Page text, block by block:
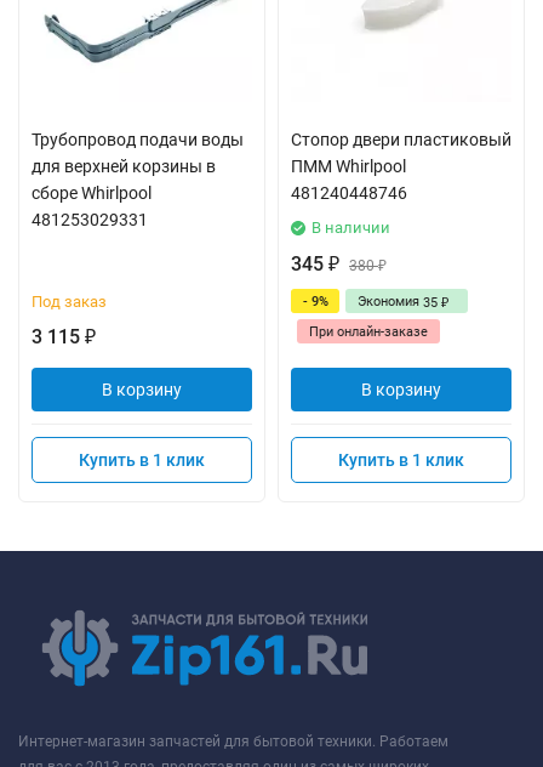
Трубопровод подачи воды
для верхней корзины в
сборе Whirlpool
481253029331
Под заказ
3 115 ₽
В корзину
Купить в 1 клик
Стопор двери пластиковый
ПММ Whirlpool
481240448746
В наличии
345 ₽ 380₽
- 9% Экономия 35 ₽
При онлайн-заказе
В корзину
Купить в 1 клик
Интернет-магазин запчастей для бытовой техники. Работаем